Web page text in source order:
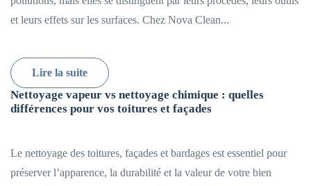
et leurs effets sur les surfaces. Chez Nova Clean...
Lire la suite
Nettoyage vapeur vs nettoyage chimique : quelles
différences pour vos toitures et façades
Le nettoyage des toitures, façades et bardages est essentiel pour
préserver l’apparence, la durabilité et la valeur de votre bien